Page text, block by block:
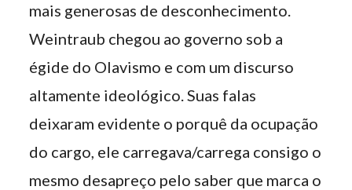
mais generosas de desconhecimento.
Weintraub chegou ao governo sob a
égide do Olavismo e com um discurso
altamente ideológico. Suas falas
deixaram evidente o porquê da ocupação
do cargo, ele carregava/carrega consigo o
mesmo desapreço pelo saber que marca o